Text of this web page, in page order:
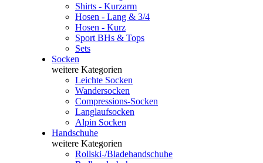
Shirts - Kurzarm
Hosen - Lang & 3/4
Hosen - Kurz
Sport BHs & Tops
Sets
Socken
weitere Kategorien
Leichte Socken
Wandersocken
Compressions-Socken
Langlaufsocken
Alpin Socken
Handschuhe
weitere Kategorien
Rollski-/Bladehandschuhe